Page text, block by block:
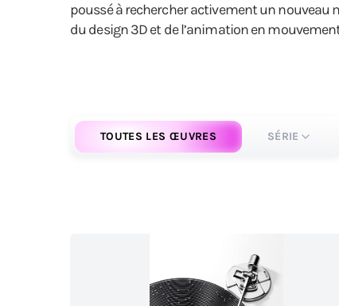
poussé à rechercher activement un nouveau
du design 3D et de l’animation en
TOUTES LES ŒUVRES SÉRIE